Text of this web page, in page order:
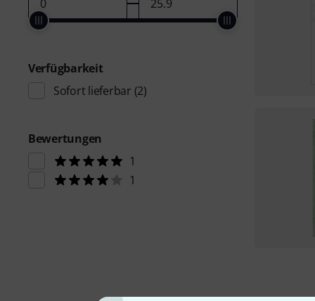
Verfügbarkeit
Sofort lieferbar (2)
Bewertungen
1
1